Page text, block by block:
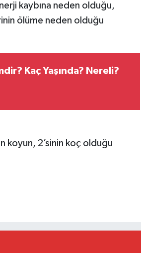
kaybına neden olduğu,
ölüme neden olduğu
Kaç Yaşında? Nereli?
koyun, 2’sinin koç olduğu